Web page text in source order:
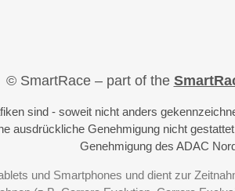
© SmartRace – part of the
sind - soweit nicht anders
ausdrückliche Genehmigung nicht
Genehmigung des ADAC
und Smartphones und dient zur